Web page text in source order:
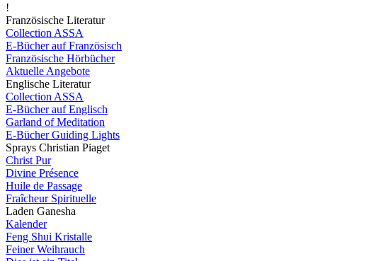
!
Französische Literatur
Collection ASSA
E-Bücher auf Französisch
Französische Hörbücher
Aktuelle Angebote
Englische Literatur
Collection ASSA
E-Bücher auf Englisch
Garland of Meditation
E-Bücher Guiding Lights
Sprays Christian Piaget
Christ Pur
Divine Présence
Huile de Passage
Fraîcheur Spirituelle
Laden Ganesha
Kalender
Feng Shui Kristalle
Feiner Weihrauch